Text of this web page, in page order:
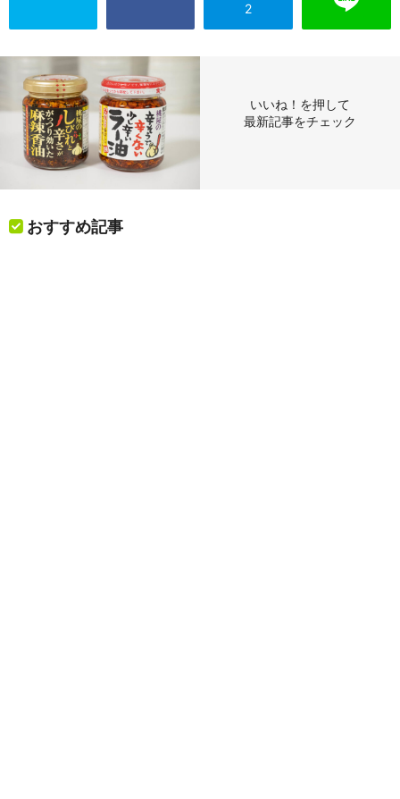
2
いいね！を押して
最新記事をチェック
おすすめ記事